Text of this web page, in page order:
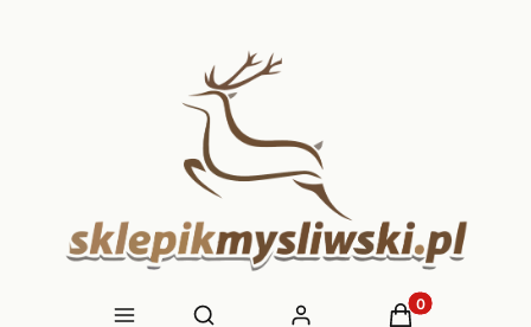
Otwórz wyszukiwarkę Produkty w